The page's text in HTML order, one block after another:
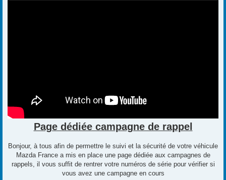
Page dédiée campagne de rappel
Bonjour, à tous afin de permettre le suivi et la sécurité de votre véhicule
Mazda France a mis en place une page dédiée aux campagnes de
rappels, il vous suffit de rentrer votre numéros de série pour vérifier si
vous avez une campagne en cours